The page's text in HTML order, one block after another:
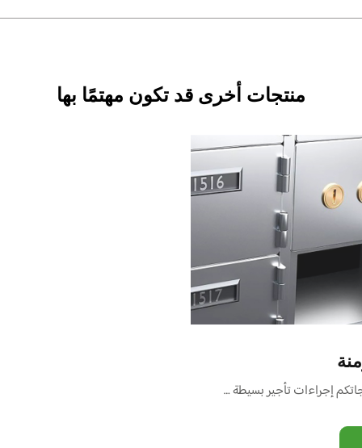
منتجات أخرى قد تكون مهتمًا بها
إجراءات تأجير بسيطة …